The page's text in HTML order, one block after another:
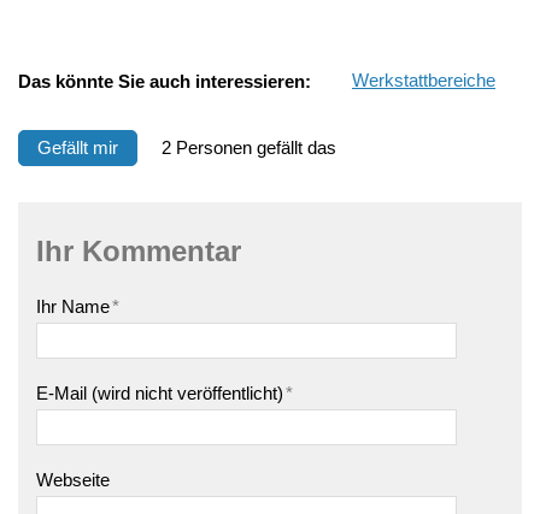
Das könnte Sie auch interessieren: Werkstattbereiche
Gefällt mir 2 Personen gefällt das
Ihr Kommentar
Ihr Name*
E-Mail (wird nicht veröffentlicht)*
Webseite